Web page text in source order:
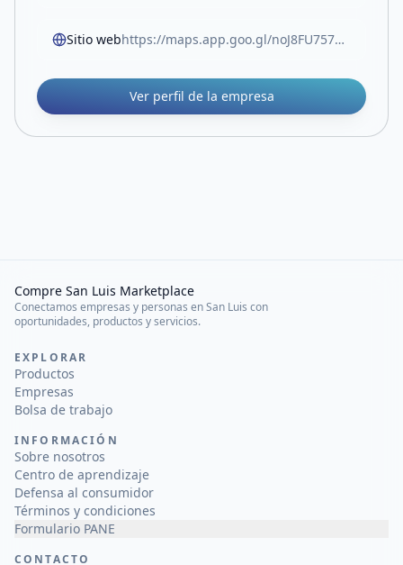
Sitio web https://maps.app.goo.gl/noJ8FU757V2U6tpz6?g_st=awb
Ver perfil de la empresa
Compre San Luis Marketplace
Conectamos empresas y personas en San Luis con
oportunidades, productos y servicios.
EXPLORAR
Productos
Empresas
Bolsa de trabajo
INFORMACIÓN
Sobre nosotros
Centro de aprendizaje
Defensa al consumidor
Términos y condiciones
Formulario PANE
CONTACTO